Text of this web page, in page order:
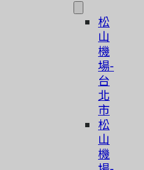
松
山
機
場-
台
北
市
松
山
機